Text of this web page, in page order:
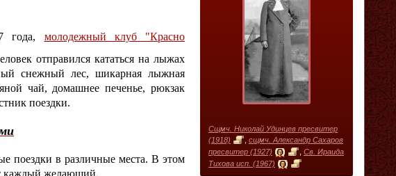
года, молодежный клуб "Красно
отправился кататься на лыжах
снежный лес, шикарная лыжная
чай, домашнее печенье, рюкзак
поездки.
поездки в различные места. В этом
каждый желающий.
Сщмч. Николай Удинцев пресвитер
(1918)
сщмч. Александр Сахаров
пресвитер (1927)
Св. Ираида
Тихова исп. (1967)